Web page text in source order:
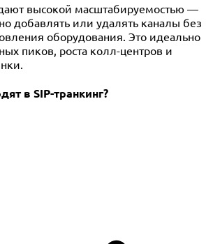
высокой масштабируемостью —
добавлять или удалять каналы без
оборудования. Это идеально
пиков, роста колл-центров и
в SIP-транкинг?